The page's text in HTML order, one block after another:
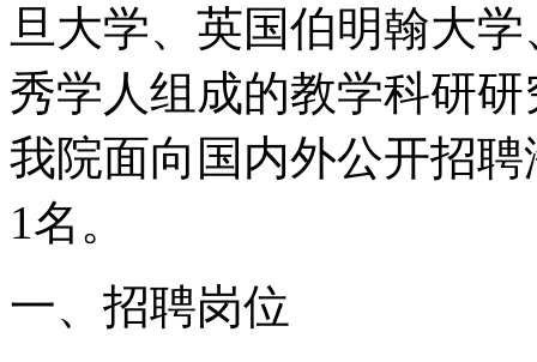
旦大学、英国伯明翰大
秀学人组成的教学科研
我院面向国内外公开招
1名。
一、招聘岗位